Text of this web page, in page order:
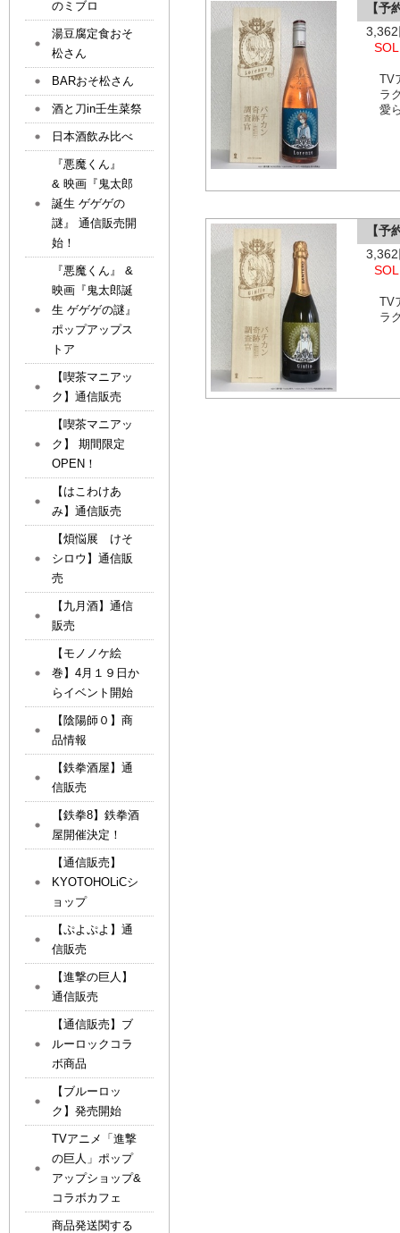
【
ラ
愛
【
ラ
のミブロ
湯豆腐定食おそ
松さん
BARおそ松さん
酒と刀in壬生菜祭
日本酒飲み比べ
『悪魔くん』
& 映画『鬼太郎
誕生 ゲゲゲの
謎』 通信販売開
始！
『悪魔くん』 &
映画『鬼太郎誕
生 ゲゲゲの謎』
ポップアップス
トア
【喫茶マニアッ
ク】通信販売
【喫茶マニアッ
ク】 期間限定
OPEN！
【はこわけあ
み】通信販売
【煩悩展 けそ
シロウ】通信販
売
【九月酒】通信
販売
【モノノケ絵
巻】4月１９日か
らイベント開始
【陰陽師０】商
品情報
【鉄拳酒屋】通
信販売
【鉄拳8】鉄拳酒
屋開催決定！
【通信販売】
KYOTOHOLiCシ
ョップ
【ぷよぷよ】通
信販売
【進撃の巨人】
通信販売
【通信販売】ブ
ルーロックコラ
ボ商品
【ブルーロッ
ク】発売開始
TVアニメ「進撃
の巨人」ポップ
アップショップ&
コラボカフェ
商品発送関する